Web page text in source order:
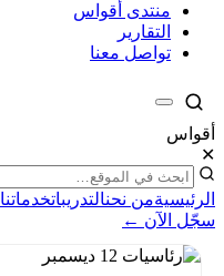
منتدى أقواس
التقارير
تواصل معنا
أقواس
✕
الرئيسيةمن نحنالتدريباتخدماتنا
سجّل الآن ←